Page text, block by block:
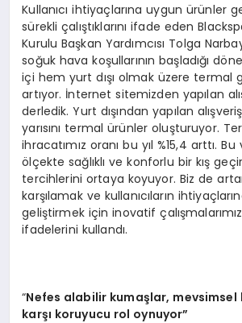
Kullanıcı ihtiyaçlarına uygun ürünler
sürekli çalıştıklarını ifade eden
Kurulu Başkan Yardımcısı Tolga
soğuk hava koşullarının başladığı
içi hem yurt dışı olmak üzere termal
artıyor. İnternet sitemizden yapılan
derledik. Yurt dışından yapılan
yarısını termal ürünler oluşturuyor.
ihracatımız oranı bu yıl %15,4 arttı.
ölçekte sağlıklı ve konforlu bir kış
tercihlerini ortaya koyuyor. Biz de
karşılamak ve kullanıcıların
geliştirmek için inovatif
ifadelerini kullandı.
“Nefes alabilir kumaşlar, mevsimsel
karşı koruyucu rol oynuyor”